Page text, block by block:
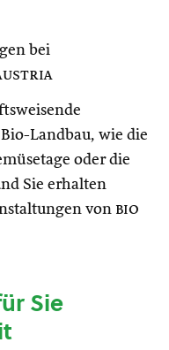
bei
Landbau, wie die
oder die
Sie erhalten
von bio
Sie